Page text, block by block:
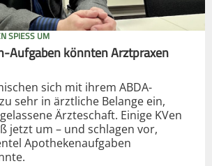
SPIESS UM
Aufgaben könnten Arztpraxen
sich mit ihrem ABDA-
sehr in ärztliche Belange ein,
Ärzteschaft. Einige KVen
jetzt um – und schlagen vor,
Apothekenaufgaben